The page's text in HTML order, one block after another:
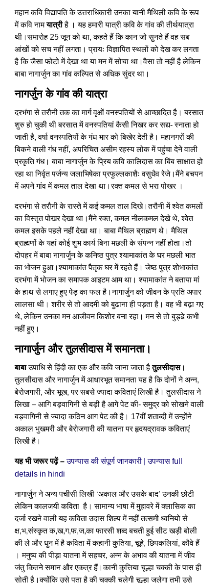
महान कवि विद्यापति के उत्तराधिकारी उनका यानी मैथिली कवि के रूप
में कवि नामयात्रीहै । यह हमारी यात्री कवि के गांव की तीर्थयात्रा
थी।समारोह 25 जून को था, कहते हैं कि कान जो सुनते हैं वह सब
आंखों को सच नहीं लगता। प्रायः विज्ञापित स्थलों को देख कर लगता
है कि जैसा फोटो में देखा था या मन में सोचा था।वैसा तो नहीं है लेकिन
बाबा नागार्जुन का गांव कल्पित से अधिक सुंदर था।
नागर्जुन के गांव की यात्रा
दरभंगा से तरौनी तक का मार्ग वृक्षों वनस्पतियों से आच्छादित है। बरसात
शुरु हो चुकी थी बरसात में वनस्पतियां कैसी निखर कर सद्य- स्नाता हो
जाती है, वर्षा वनस्पतियों के गंध भार को बिखेर देती है। महानगरों की
बिकने वाली गंध नहीं, अपरिचित असीम रहस्य लोक में पहुंचा देने वाली
प्रकृति गंध। बाबा नागार्जुन के प्रिय कवि कालिदास का बिंब साक्षात हो
रहा था निर्वृत पर्जन्य जलाभिषेका प्रफुल्लकाशैः वसुधैव रेजे।मैंने बचपन
में अपने गांव में कमल ताल देखा था।रक्त कमल से भरा पोखर ।
दरभंगा से तरौनी के रास्ते में कई कमल ताल दिखे।तरौनी में श्वेत कमलों
का विस्तृत पोखर देखा था।मैंने रक्त, कमल नीलकमल देखे थे, श्वेत
कमल इसके पहले नहीं देखा था। बाबा मैथिल ब्राह्मण थे। मैथिल
ब्राह्मणों के यहां कोई शुभ कार्य बिना मछली के संपन्न नहीं होता।तो
दोपहर में बाबा नागार्जुन के कनिष्ठ पुत्र श्यामाकांत के घर मछली भात
का भोजन हुआ।श्यामाकांत पैतृक घर में रहते हैं। जेष्ठ पुत्र शोभाकांत
दरभंगा में भोजन का समापक आइटम आम था। श्यामाकांत ने बताया मां
के हाथ से लगाए हुए पेड़ का फल है।नागार्जुन को जीवन के प्रति अपार
लालसा थी। शरीर से तो आदमी को बुढाना ही पड़ता है। वह भी बढ़ा गए
थे, लेकिन उनका मन आजीवन किशोर बना रहा। मन से तो बुड्ढे कभी
नहीं हुए।
नागार्जुन और तुलसीदास में समानता।
बाबाउपाधि से हिंदी का एक और कवि जाना जाता हैतुलसीदास।
तुलसीदास और नागार्जुन में आधारभूत समानता यह है कि दोनों ने अन्न,
बेरोजगारी, और भूख, पर सबसे ज्यादा कविताएं लिखी है। तुलसीदास ने
लिखा – आगि बड़वागिनी से बड़ी है आगे पेट की- समुद्र को सोखने वाली
बड़वागिनी से ज्यादा कठिन आग पेट की है। 17वीं शताब्दी में उन्होंने
अकाल भुखमरी और बेरोजगारी की यातना पर हृदयद्रावक कविताएं
लिखी है।
यह भी जरूर पढ़ें –उपन्यास की संपूर्ण जानकारी |उपन्यास full
details in hindi
नागार्जुन ने अन्य पचीसी लिखी ‘अकाल और उसके बाद’ उनकी छोटी
लेकिन कालजयी कविता है। सामान्य भाषा में मुहावरे में क्लासिक का
दर्जा रखने वाली यह कविता उदास शिल्प में नहीं तत्समी ध्वनियो से
क्ष,भ,संस्कृत क,ख,ग,फ,ज,का फारसी शब्द बचती हुई सीट खड़ी बोली
की ले और धुन में है कविता में कहानी कुतिया, चूहे, छिपकलियां, कौवे हैं
। मनुष्य की पीड़ा यातना में सहचर, अन्न के अभाव की यातना में जीव
जंतु कितने समान और एकत्र हैं।कानी कुत्तिया चूल्हा चक्की के पास ही
सोती है।क्योंकि उसे पता है की चक्की चलेगी चूल्हा जलेगा तभी उसे